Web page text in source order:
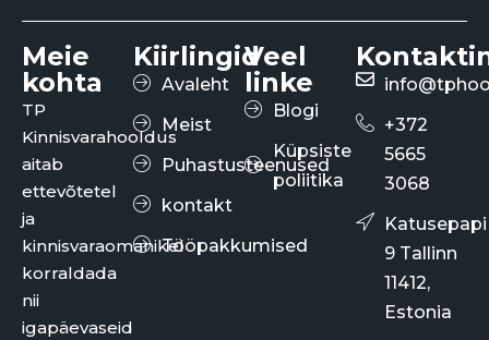
Meie
kohta
TP
Kinnisvarahooldus
aitab
ettevõtetel
ja
kinnisvaraomanikel
korraldada
nii
igapäevaseid
Kiirlingid
Avaleht
Meist
Puhastusteenused
kontakt
Tööpakkumised
Veel
linke
Blogi
Küpsiste
poliitika
+372
5665
3068
Katusepapi
9 Tallinn
11412,
Estonia